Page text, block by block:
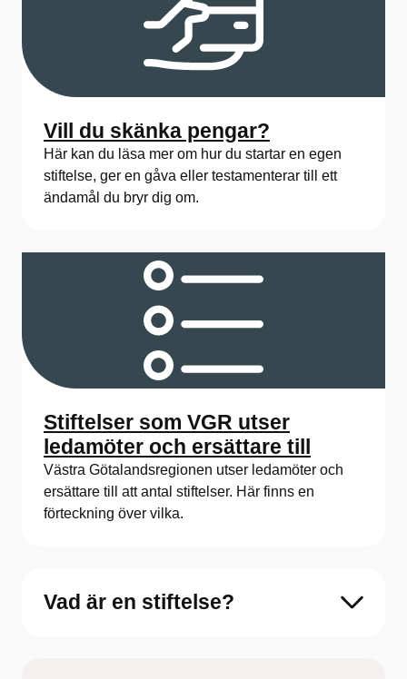
Vill du skänka pengar?
Här kan du läsa mer om hur du startar en egen
stiftelse, ger en gåva eller testamenterar till ett
ändamål du bryr dig om.
Stiftelser som VGR utser
ledamöter och ersättare till
Västra Götalandsregionen utser ledamöter och
ersättare till att antal stiftelser. Här finns en
förteckning över vilka.
Vad är en stiftelse?